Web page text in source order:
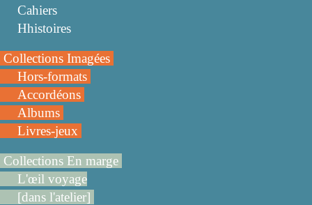
Cahiers
Hhistoires
Collections Imagées
Hors-formats
Accordéons
Albums
Livres-jeux
Collections En marge
L'œil voyage
[dans l'atelier]